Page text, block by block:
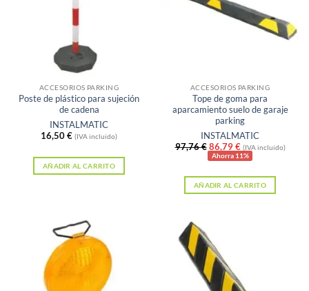
ACCESORIOS PARKING
Poste de plástico para sujeción
de cadena
INSTALMATIC
16,50€ (IVA incluido)
AÑADIR AL CARRITO
ACCESORIOS PARKING
Tope de goma para
aparcamiento suelo de garaje
parking
INSTALMATIC
97,76€ El
precio
era:
97,76 €.
86,79€El
precio
es:
86,79 €.
(IVA incluido)
Ahorra 11%
AÑADIR AL CARRITO